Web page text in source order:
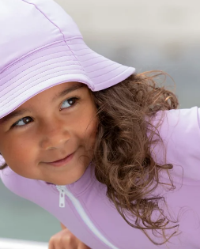
Crabe
기능성